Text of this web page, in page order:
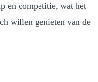
en competitie, wat het
willen genieten van de